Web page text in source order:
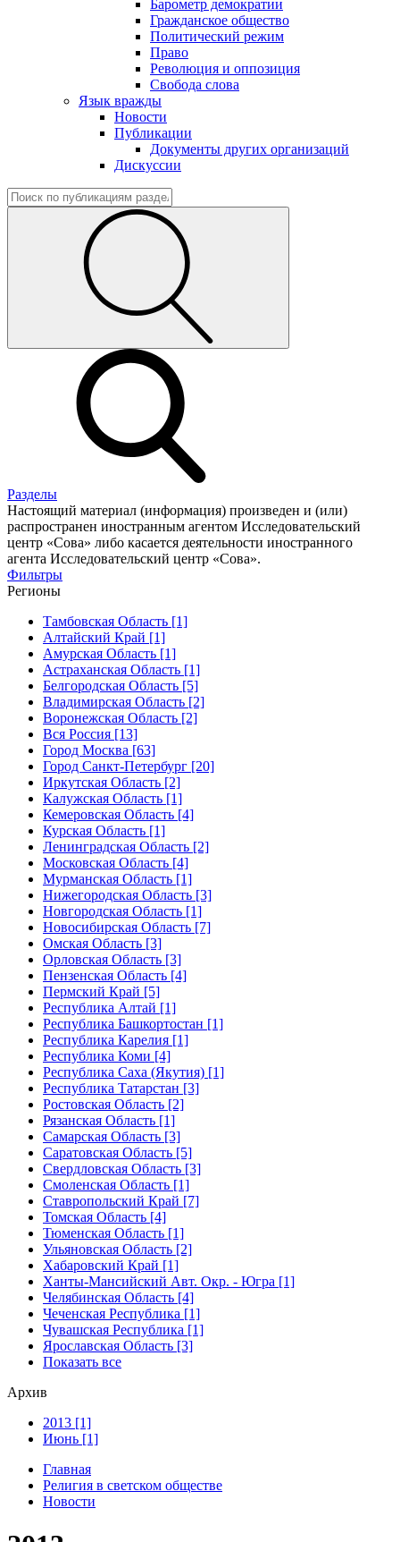
Барометр демократии
Гражданское общество
Политический режим
Право
Революция и оппозиция
Свобода слова
Язык вражды
Новости
Публикации
Документы других организаций
Дискуссии
Разделы
Настоящий материал (информация) произведен и (или)
распространен иностранным агентом Исследовательский
центр «Сова» либо касается деятельности иностранного
агента Исследовательский центр «Сова».
Фильтры
Регионы
Тамбовская Область [1]
Алтайский Край [1]
Амурская Область [1]
Астраханская Область [1]
Белгородская Область [5]
Владимирская Область [2]
Воронежская Область [2]
Вся Россия [13]
Город Москва [63]
Город Санкт-Петербург [20]
Иркутская Область [2]
Калужская Область [1]
Кемеровская Область [4]
Курская Область [1]
Ленинградская Область [2]
Московская Область [4]
Мурманская Область [1]
Нижегородская Область [3]
Новгородская Область [1]
Новосибирская Область [7]
Омская Область [3]
Орловская Область [3]
Пензенская Область [4]
Пермский Край [5]
Республика Алтай [1]
Республика Башкортостан [1]
Республика Карелия [1]
Республика Коми [4]
Республика Саха (Якутия) [1]
Республика Татарстан [3]
Ростовская Область [2]
Рязанская Область [1]
Самарская Область [3]
Саратовская Область [5]
Свердловская Область [3]
Смоленская Область [1]
Ставропольский Край [7]
Томская Область [4]
Тюменская Область [1]
Ульяновская Область [2]
Хабаровский Край [1]
Ханты-Мансийский Авт. Окр. - Югра [1]
Челябинская Область [4]
Чеченская Республика [1]
Чувашская Республика [1]
Ярославская Область [3]
Показать все
Архив
2013 [1]
Июнь [1]
Главная
Религия в светском обществе
Новости